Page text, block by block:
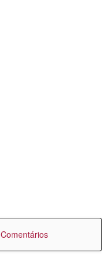
Comentários